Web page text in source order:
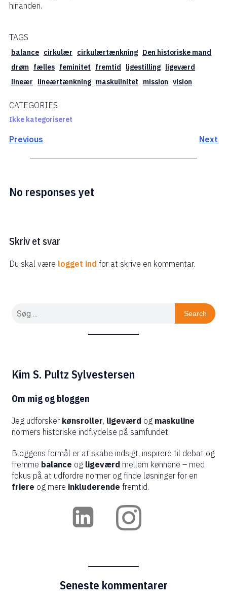
hinanden.
TAGS
balance cirkulær cirkulærtænkning Den historiske mand
drøm fælles feminitet fremtid ligestilling ligeværd
lineær
lineærtænkning maskulinitet mission vision
CATEGORIES
Ikke kategoriseret
Previous Next
No responses yet
Skriv et svar
Du skal være logget ind for at skrive en kommentar.
Search
Kim S. Pultz Sylvestersen
Om mig og bloggen
Jeg udforsker kønsroller, ligeværd og maskuline
normers historiske indflydelse på samfundet.
Bloggens formål er at skabe indsigt, inspirere til debat og
fremme balance og ligeværd mellem kønnene – med
fokus på at udfordre normer og finde løsninger for en
friere og mere inkluderende fremtid.
Seneste kommentarer